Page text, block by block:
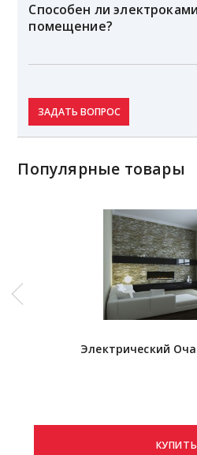
Способен ли
помещение?
ЗАДАТЬ ВОПРОС
Популярные товары
Электрический
КУПИТЬ